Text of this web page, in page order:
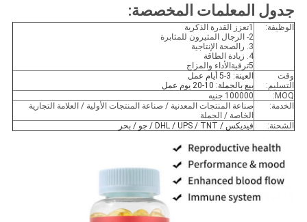
جدول المعلمات المخصصة:
الوظيفة:
1تعزز القدرة الذكرية
2- الرجال المثيرون للمثابرة
3. ر
الصحة الإنتاجية
4. زيادة الطاقة
5ترقية
الأداء والمزاج
وقت
التسليم:
العينة: 3-5 أيام عمل
بيع بالجملة: 10-20 يوم عمل
MOQ:
100000 جنيه
الخدمة:
صناعة المنتجات المعدنية / صناعة المنتجات الأولية / العلامة التجارية
الخاصة / الجملة
الشحنة:
فيديكس / DHL / UPS / TNT / جو / بحر